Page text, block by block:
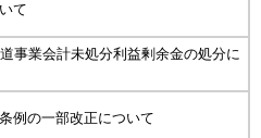
て
事業会計未処分利益剰余金の処分に
例の一部改正について